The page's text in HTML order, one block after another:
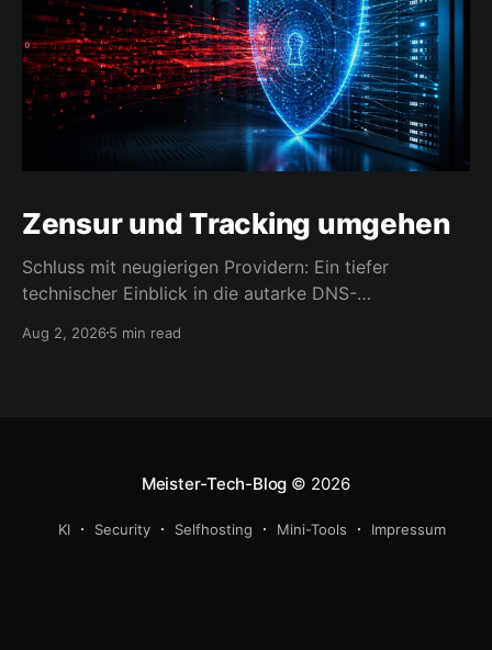
Zensur und Tracking umgehen
Schluss mit neugierigen Providern: Ein tiefer
technischer Einblick in die autarke DNS-
Aug 2, 20265 min read
Meister-Tech-Blog © 2026
KI Security Selfhosting Mini-Tools Impressum